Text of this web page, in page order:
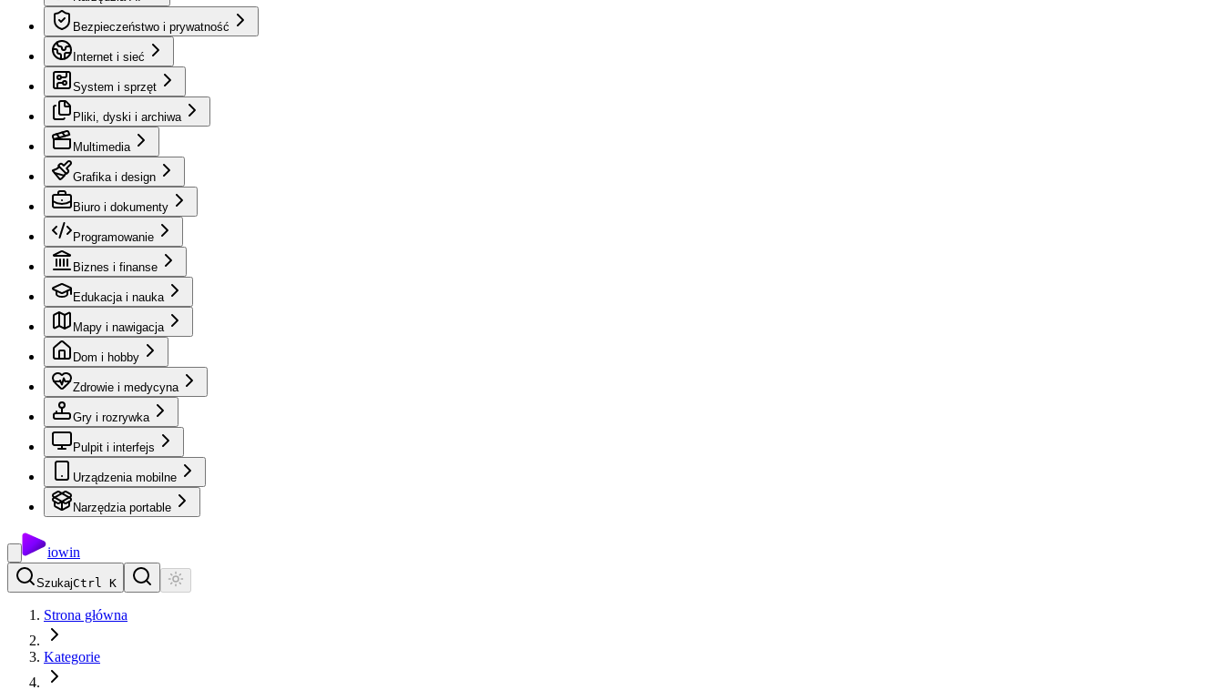
Bezpieczeństwo i prywatność
Internet i sieć
System i sprzęt
Pliki, dyski i archiwa
Multimedia
Grafika i design
Biuro i dokumenty
Programowanie
Biznes i finanse
Edukacja i nauka
Mapy i nawigacja
Dom i hobby
Zdrowie i medycyna
Gry i rozrywka
Pulpit i interfejs
Urządzenia mobilne
Narzędzia portable
iowin
SzukajCtrl K
Strona główna
Kategorie